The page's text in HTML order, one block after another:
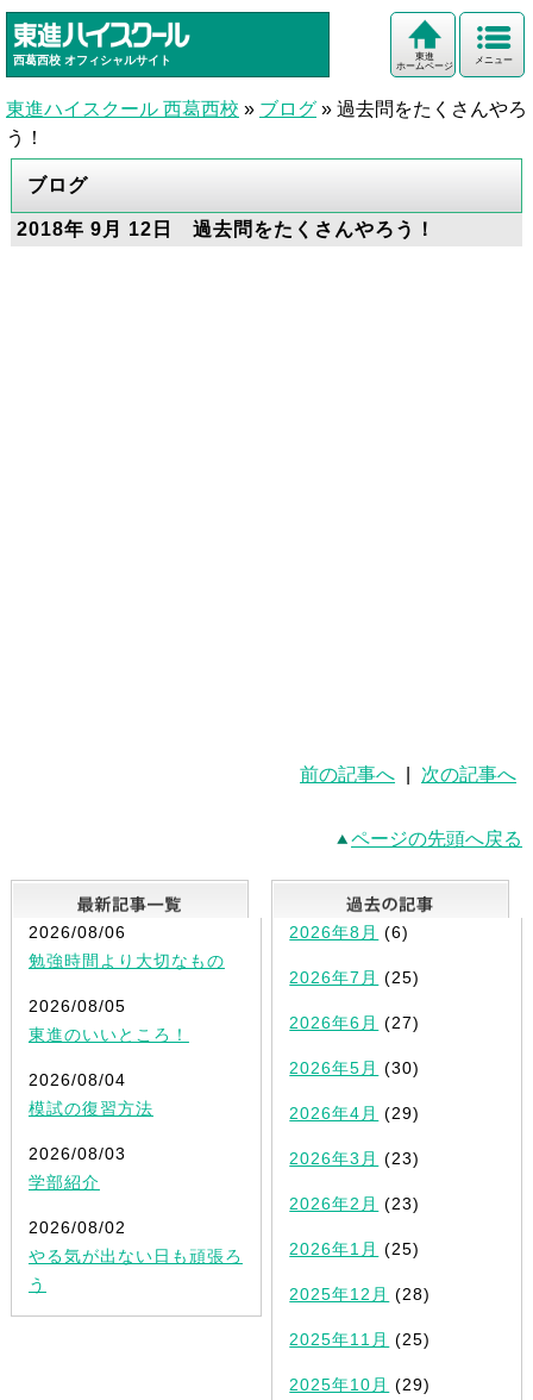
西葛西校 オフィシャルサイト メニュー
東進
ホームページ
東進ハイスクール 西葛西校 » ブログ » 過去問をたくさんやろ
う！
ブログ
2018年 9月 12日 過去問をたくさんやろう！
前の記事へ 次の記事へ
ページの先頭へ戻る
最新記事一覧
2026/08/06
勉強時間より大切なもの
2026/08/05
東進のいいところ！
2026/08/04
模試の復習方法
2026/08/03
学部紹介
2026/08/02
やる気が出ない日も頑張ろ
う
2026年8月 (6)
2026年7月 (25)
2026年6月 (27)
2026年5月 (30)
2026年4月 (29)
2026年3月 (23)
2026年2月 (23)
2026年1月 (25)
2025年12月 (28)
2025年11月 (25)
2025年10月 (29)